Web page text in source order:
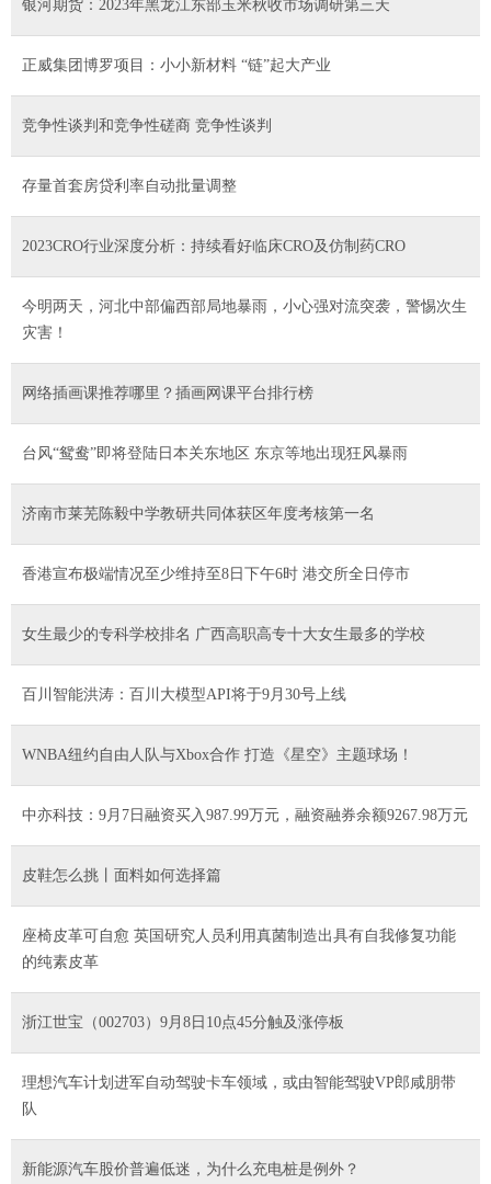
银河期货：2023年黑龙江东部玉米秋收市场调研第三天
正威集团博罗项目：小小新材料 “链”起大产业
竞争性谈判和竞争性磋商 竞争性谈判
存量首套房贷利率自动批量调整
2023CRO行业深度分析：持续看好临床CRO及仿制药CRO
今明两天，河北中部偏西部局地暴雨，小心强对流突袭，警惕次生
灾害！
网络插画课推荐哪里？插画网课平台排行榜
台风“鸳鸯”即将登陆日本关东地区 东京等地出现狂风暴雨
济南市莱芜陈毅中学教研共同体获区年度考核第一名
香港宣布极端情况至少维持至8日下午6时 港交所全日停市
女生最少的专科学校排名 广西高职高专十大女生最多的学校
百川智能洪涛：百川大模型API将于9月30号上线
WNBA纽约自由人队与Xbox合作 打造《星空》主题球场！
中亦科技：9月7日融资买入987.99万元，融资融券余额9267.98万元
皮鞋怎么挑丨面料如何选择篇
座椅皮革可自愈 英国研究人员利用真菌制造出具有自我修复功能
的纯素皮革
浙江世宝（002703）9月8日10点45分触及涨停板
理想汽车计划进军自动驾驶卡车领域，或由智能驾驶VP郎咸朋带
队
新能源汽车股价普遍低迷，为什么充电桩是例外？